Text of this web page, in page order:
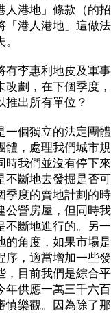
人港地」條款（的
「港人港地」這做
有李惠利地皮及軍
改劃，在下個季度
推出所有單位？
一個獨立的法定團
體，處理我們城市
時我們並沒有停下
不斷地去發掘是否
季度的賣地計劃的
公營房屋，但同時
不斷地進行的。另
的角度，如果市場
序，適當增加一些
，目前我們是綜合
年供應一萬三千六
慎樂觀。因為除了